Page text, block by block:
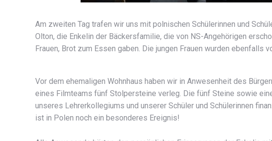
Am zweiten Tag trafen wir uns mit polnischen Schülerinnen und
Olton, die Enkelin der Bäckersfamilie, die von NS-Angehörigen
Frauen, Brot zum Essen gaben. Die jungen Frauen wurden ebenfalls
Vor dem ehemaligen Wohnhaus haben wir in Anwesenheit des
eines Filmteams fünf Stolpersteine verleg. Die fünf Steine sowie
unseres Lehrerkollegiums und unserer Schüler und Schülerinnen
ist in Polen noch ein besonderes Ereignis!